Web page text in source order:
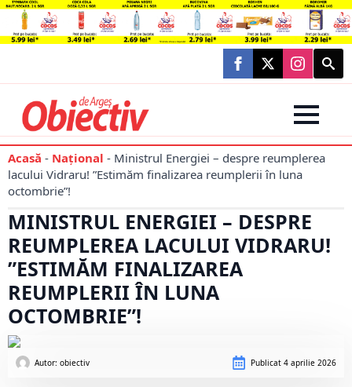
Search
for:
Acasă - Național - Ministrul Energiei – despre reumplerea
lacului Vidraru! ”Estimăm finalizarea reumplerii în luna
octombrie”!
MINISTRUL ENERGIEI – DESPRE
REUMPLEREA LACULUI VIDRARU!
”ESTIMĂM FINALIZAREA
REUMPLERII ÎN LUNA
OCTOMBRIE”!
Autor: obiectiv Publicat 4 aprilie 2026